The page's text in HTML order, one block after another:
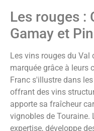
Les rouges :
Gamay et
Les vins rouges du
marquée grâce à leurs
Franc s'illustre dans
offrant des vins
apporte sa fraîcheur
vignobles de Touraine.
expertise, développe